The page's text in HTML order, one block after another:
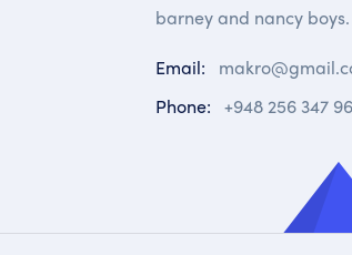
barney and nancy boys.
Email:
Phone: +948 256 347